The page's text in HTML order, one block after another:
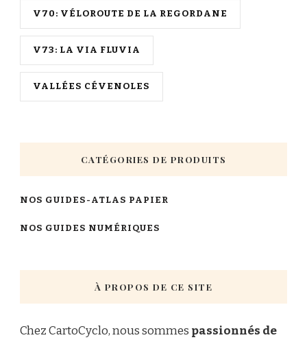
V70: VÉLOROUTE DE LA REGORDANE
V73: LA VIA FLUVIA
VALLÉES CÉVENOLES
CATÉGORIES DE PRODUITS
NOS GUIDES-ATLAS PAPIER
NOS GUIDES NUMÉRIQUES
À PROPOS DE CE SITE
Chez CartoCyclo, nous sommes passionnés de